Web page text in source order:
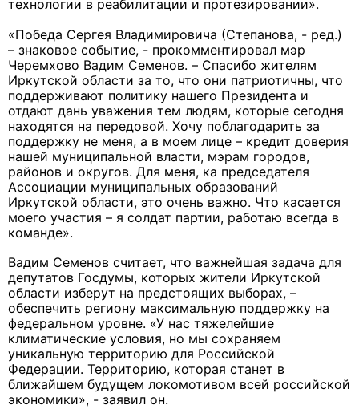
технологии в реабилитации и протезировании».
«Победа Сергея Владимировича (Степанова, - ред.)
– знаковое событие, - прокомментировал мэр
Черемхово Вадим Семенов. – Спасибо жителям
Иркутской области за то, что они патриотичны, что
поддерживают политику нашего Президента и
отдают дань уважения тем людям, которые сегодня
находятся на передовой. Хочу поблагодарить за
поддержку не меня, а в моем лице – кредит доверия
нашей муниципальной власти, мэрам городов,
районов и округов. Для меня, ка председателя
Ассоциации муниципальных образований
Иркутской области, это очень важно. Что касается
моего участия – я солдат партии, работаю всегда в
команде».
Вадим Семенов считает, что важнейшая задача для
депутатов Госдумы, которых жители Иркутской
области изберут на предстоящих выборах, –
обеспечить региону максимальную поддержку на
федеральном уровне. «У нас тяжелейшие
климатические условия, но мы сохраняем
уникальную территорию для Российской
Федерации. Территорию, которая станет в
ближайшем будущем локомотивом всей российской
экономики», - заявил он.